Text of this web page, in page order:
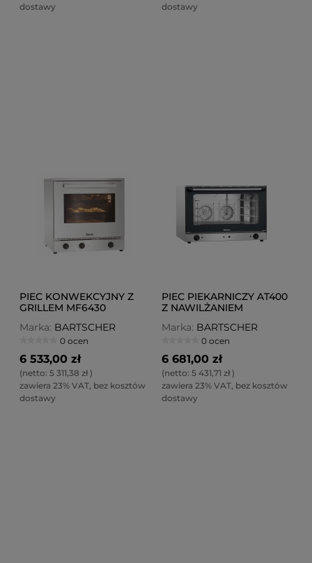
dostawy
dostawy
PIEC KONWEKCYJNY Z
GRILLEM MF6430
Marka: BARTSCHER
0 ocen
6 533,00 zł
(netto: 5 311,38 zł)
zawiera 23% VAT, bez kosztów
dostawy
PIEC PIEKARNICZY AT400
Z NAWILŻANIEM
Marka: BARTSCHER
0 ocen
6 681,00 zł
(netto: 5 431,71 zł)
zawiera 23% VAT, bez kosztów
dostawy